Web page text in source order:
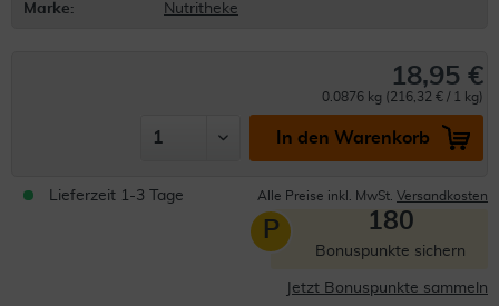
Marke:
Nutritheke
18,95 €
0.0876 kg (216,32 € / 1 kg)
In den Warenkorb
Lieferzeit 1-3 Tage Alle Preise inkl. MwSt. Versandkosten
P 180
Bonuspunkte sichern
Jetzt Bonuspunkte sammeln